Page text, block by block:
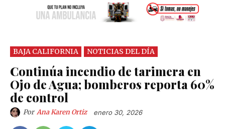
BAJA CALIFORNIA NOTICIAS DEL DÍA
Continúa incendio de tarimera en
Ojo de Agua; bomberos reporta 60%
de control
Por Ana Karen Ortiz enero 30, 2026